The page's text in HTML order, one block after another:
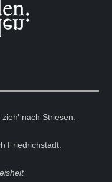
nach Striesen.
Friedrichstadt.